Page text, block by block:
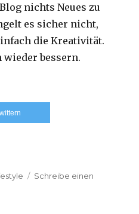
nichts Neues zu
es sicher nicht,
die Kreativität.
bessern.
Schreibe einen